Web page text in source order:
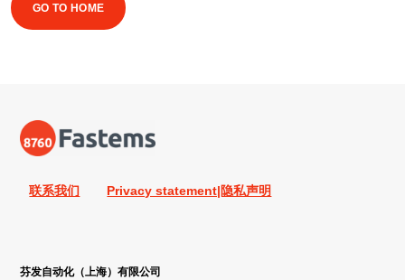
GO TO HOME
联系我们 Privacy statement|隐私声明
芬发自动化（上海）有限公司